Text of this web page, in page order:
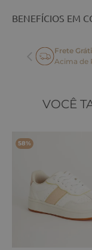
BENEFÍCIOS EM
Frete
Acima de
VOCÊ
58%